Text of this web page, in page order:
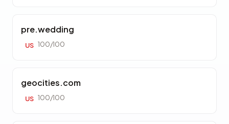
pre.wedding
US 100/100
geocities.com
US 100/100